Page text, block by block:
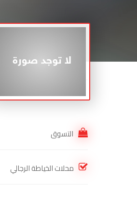
التسوق
محلات الخياطة الرجالي